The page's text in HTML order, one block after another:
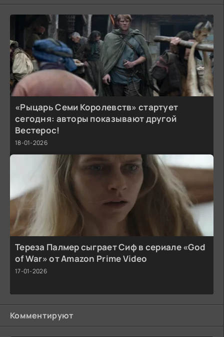
«Рыцарь Семи Королевств» стартует
сегодня: авторы показывают другой
Вестерос!
18-01-2026
Тереза Палмер сыграет Сиф в сериале «God
of War» от Amazon Prime Video
17-01-2026
Комментируют